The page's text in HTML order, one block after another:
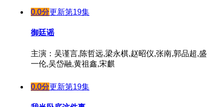
0.0分更新第19集
御廷谣
主演：吴谨言,陈哲远,梁永棋,赵昭仪,张南,郭品超,盛
一伦,吴岱融,黄祖鑫,宋麒
0.0分更新第19集